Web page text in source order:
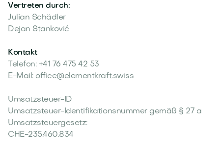
Vertreten durch:
Julian Schädler
Dejan Stanković
Kontakt
Telefon: +41 76 475 42 53
E-Mail: office@elementkraft.swiss
Umsatzsteuer-ID
Umsatzsteuer-Identifikationsnummer gemäß § 27 a
Umsatzsteuergesetz:
CHE-235.460.834